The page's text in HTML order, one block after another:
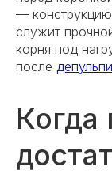
—
служит
корня под
после